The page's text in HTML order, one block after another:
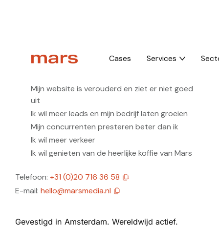
Cases Services
We helpen je graag verder
Mijn website is verouderd en ziet er niet goed
uit
Ik wil meer leads en mijn bedrijf laten groeien
Mijn concurrenten presteren beter dan ik
Ik wil meer verkeer
Ik wil genieten van de heerlijke koffie van Mars
Telefoon:+31 (0)20 716 36 58
E-mail:hello@marsmedia.nl
Gevestigd in Amsterdam. Wereldwijd actief.